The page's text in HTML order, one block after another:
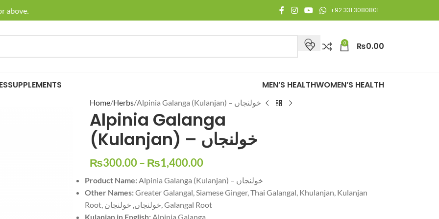
🚚 Enjoy Free Shipping on all orders of Rs. 3,000 or above.
+92 331 3080801
0 ₨0.00
SUPPLEMENTS MEN’S HEALTHWOMEN’S HEALTH
Home Herbs Alpinia Galanga (Kulanjan) – خولنجاں
Alpinia Galanga
(Kulanjan) – خولنجاں
₨300.00– ₨1,400.00
Product Name:
Alpinia Galanga (Kulanjan) – خولنجاں
Other Names:Greater Galangal, Siamese Ginger, Thai Galangal, Khulanjan, Kulanjan
Root, خولنجاں, خولنجان, Galangal Root
Kulanjan in English: Alpinia Galanga